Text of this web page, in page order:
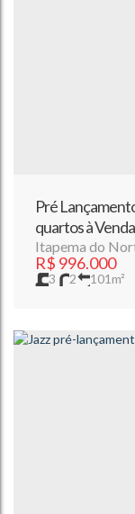
Pré Lançamento
quartos à
Itapoá/SC.
R$ 996.000
Itapema do
3 2 101m²